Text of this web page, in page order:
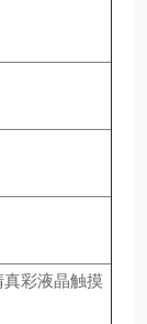
真彩液晶触摸